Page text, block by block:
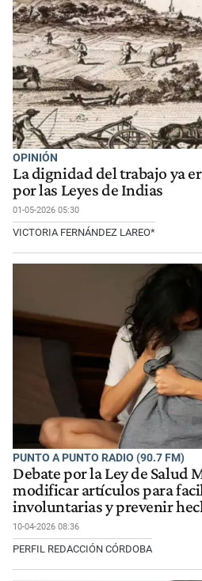
OPINIÓN
La dignidad del trabajo ya
por las Leyes de Indias
01-05-2026 05:30
VICTORIA FERNÁNDEZ LAREO*
PUNTO A PUNTO RADIO (90.7 FM)
Debate por la Ley de Salud
modificar artículos para
involuntarias y prevenir
10-04-2026 08:36
PERFIL REDACCIÓN CÓRDOBA